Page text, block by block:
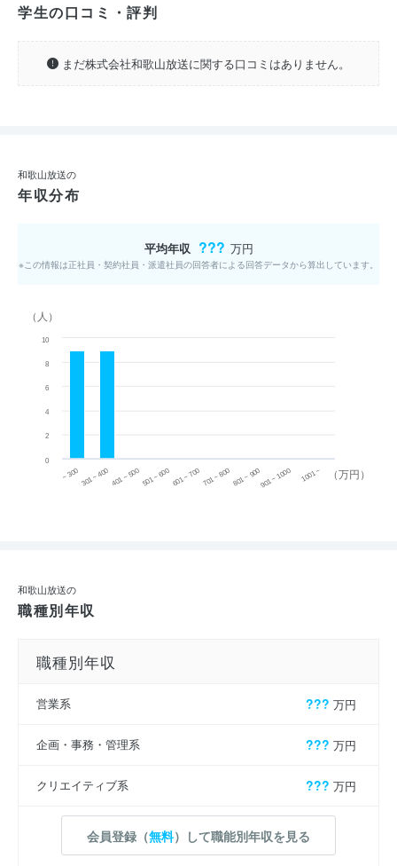
学生の口コミ・評判
まだ株式会社和歌山放送に関する口コミはありません。
和歌山放送の
年収分布
平均年収 ??? 万円
※この情報は正社員・契約社員・派遣社員の回答者による回答データから算出しています。
（万円）
（人）
~ 300 301 ~ 400 401 ~ 500501 ~ 600601 ~ 700701 ~ 800801 ~ 900901 ~ 1000 1001 ~
0
2
4
6
8
10
和歌山放送の
職種別年収
職種別年収
営業系 ??? 万円
企画・事務・管理系 ??? 万円
クリエイティブ系 ??? 万円
会員登録（無料）して職能別年収を見る